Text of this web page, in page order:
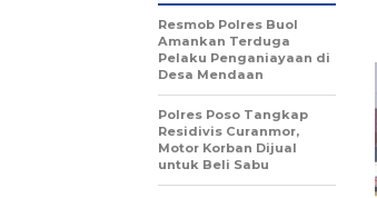
Resmob Polres Buol
Amankan Terduga
Pelaku Penganiayaan di
Desa Mendaan
Polres Poso Tangkap
Residivis Curanmor,
Motor Korban Dijual
untuk Beli Sabu